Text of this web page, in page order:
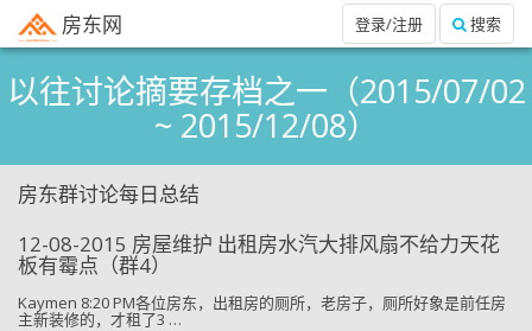
房东网 搜索
登录/注册
以往讨论摘要存档之一（2015/07/02
~ 2015/12/08）
房东群讨论每日总结
12-08-2015 房屋维护 出租房水汽大排风扇不给力天花
板有霉点（群4）
Kaymen 8:20 PM各位房东，出租房的厕所，老房子，厕所好象是前任房
主新装修的，才租了3 …